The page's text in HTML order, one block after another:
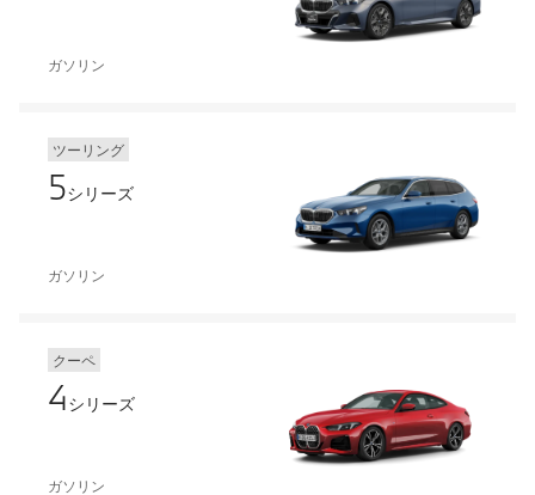
ガソリン
ツーリング
5シリーズ
ガソリン
クーペ
4シリーズ
ガソリン